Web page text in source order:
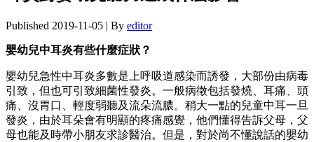
Published 2019-11-05 | By editor
嬰幼兒中耳炎有些什麼症狀？
嬰幼兒急性中耳炎多數是上呼吸道感染而誘發，大部份由病毒
引致，但也可引致細菌性發炎。一般病徵包括發燒、耳痛、頭
痛、沒胃口、輕度弱聽及流朵流膿。稍大一點的兒童中耳一旦
發炎，由於耳朵會有明顯的疼痛感覺，他們懂得告訴父母，父
母也能及時帶小朋友求診醫治。但是，對於尚不懂說話的嬰幼